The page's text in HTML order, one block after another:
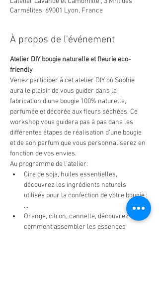
Carmélites, 69001 Lyon, France
À propos de l'événement
Atelier DIY bougie naturelle et fleurie eco-
friendly
Venez participer à cet atelier DIY où Sophie
aura le plaisir de vous guider dans la
fabrication d’une bougie 100% naturelle,
parfumée et décorée aux fleurs séchées. Ce
workshop vous guidera pas à pas dans les
différentes étapes de réalisation d’une bougie
et de son parfum que vous personnaliserez en
fonction de vos envies.
Au programme de l’atelier:
Cire de soja, huiles essentielles,
découvrez les ingrédients naturels
utilisés pour la confection de votre bougie :
…
Orange, citron, cannelle, découvrez
comment assembler les essences